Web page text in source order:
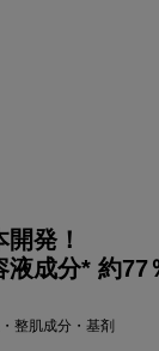
開発！
液成分* 約77
整肌成分・基剤